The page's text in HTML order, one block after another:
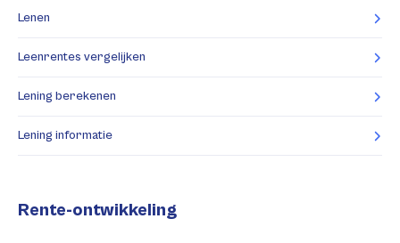
Lenen
Leenrentes vergelijken
Lening berekenen
Lening informatie
Rente-ontwikkeling